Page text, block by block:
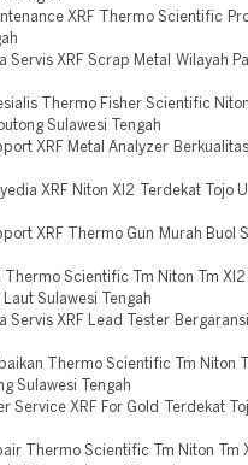
XRF Thermo Scientific
Servis XRF Scrap Metal Wilayah
Thermo Fisher Scientific
Sulawesi Tengah
XRF Metal Analyzer
XRF Niton Xl2 Terdekat Tojo
XRF Thermo Gun Murah Buol
Scientific Tm Niton Tm Xl2
Sulawesi Tengah
Servis XRF Lead Tester
Thermo Scientific Tm Niton
Sulawesi Tengah
Service XRF For Gold Terdekat
Thermo Scientific Tm Niton Tm